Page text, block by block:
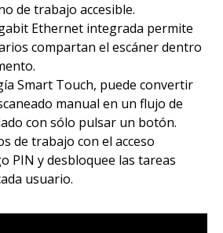
de trabajo accesible.​
Ethernet integrada permite
compartan el escáner dentro
Smart Touch, puede convertir
manual en un flujo de
con sólo pulsar un botón.​
de trabajo con el acceso
PIN y desbloquee las tareas
usuario.​